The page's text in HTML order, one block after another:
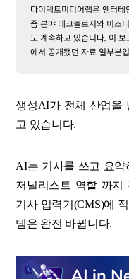
다이렉트미디어랩은 엔터테
즘 분야 테크놀로지와 비즈
도 계속하고 있습니다. 이
에서 공개됐던 자료 일부분
생성AI가 전체 산업을
고 있습니다.
AI는 기사를 쓰고 요
저널리스트 역할 까지
기사 입력기(CMS)에
템은 완전 바뀝니다.